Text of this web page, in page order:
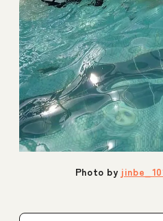
Photo by